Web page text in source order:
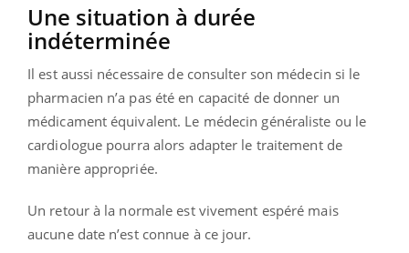
Une situation à durée
indéterminée
Il est aussi nécessaire de consulter son médecin si le
pharmacien n’a pas été en capacité de donner un
médicament équivalent. Le médecin généraliste ou le
cardiologue pourra alors adapter le traitement de
manière appropriée.
Un retour à la normale est vivement espéré mais
aucune date n’est connue à ce jour.